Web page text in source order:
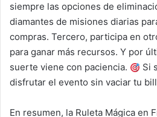
siempre las opciones de
diamantes de misiones diarias
compras. Tercero, participa en
para ganar más recursos. Y por
suerte viene con paciencia.
Si
disfrutar el evento sin vaciar tu
En resumen, la Ruleta Mágica en